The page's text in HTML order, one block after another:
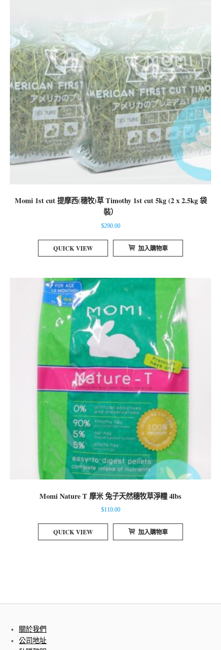
Momi 1st cut 提摩西(穗牧)草 Timothy 1st cut 5kg (2 x 2.5kg 袋
裝）
$290.00
QUICK VIEW 加入購物車
Momi Nature T 摩米 兔子天然穗牧草淨糧 4lbs
$110.00
QUICK VIEW 加入購物車
關於我們
公司地址